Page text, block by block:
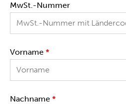
MwSt.-Nummer
Vorname *
Nachname *